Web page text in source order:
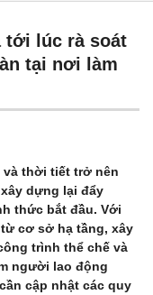
tới lúc rà soát
tại nơi làm
và thời tiết trở nên
dựng lại đẩy
thức bắt đầu. Với
cơ sở hạ tầng, xây
trình thể chế và
người lao động
cập nhật các quy